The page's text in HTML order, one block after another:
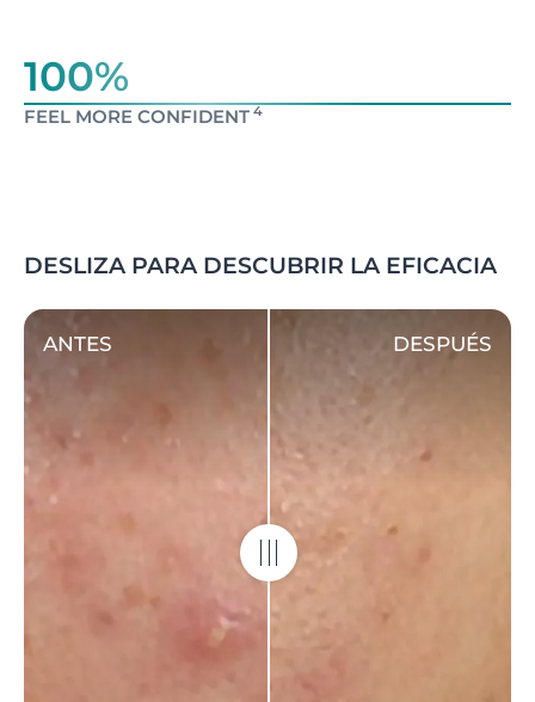
100%
FEEL MORE CONFIDENT 4
DESLIZA PARA DESCUBRIR LA EFICACIA
ANTES DESPUÉS